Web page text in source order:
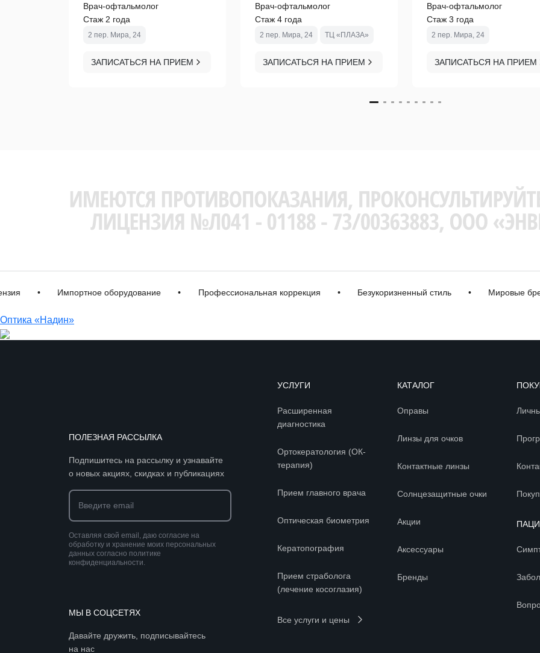
Врач-офтальмолог
Стаж 2 года
2 пер. Мира, 24
ЗАПИСАТЬСЯ НА ПРИЕМ
Врач-офтальмолог
Стаж 4 года
2 пер. Мира, 24 ТЦ «ПЛАЗА»
ЗАПИСАТЬСЯ НА ПРИЕМ
Врач-офтальмолог
Стаж 3 года
2 пер. Мира, 24
ЗАПИСАТЬСЯ НА ПРИЕМ
• Импортное оборудование • Профессиональная коррекция • Безукоризненный стиль • Мировые бренды
Оптика «Надин»
ПОЛЕЗНАЯ РАССЫЛКА
Подпишитесь на рассылку и узнавайте
о новых акциях, скидках и публикациях
Оставляя свой email, даю согласие на
обработку и хранение моих персональных
данных согласно политике
конфиденциальности.
МЫ В СОЦСЕТЯХ
Давайте дружить, подписывайтесь
на нас
УСЛУГИ
Расширенная
диагностика
Ортокератология (ОК-
терапия)
Прием главного врача
Оптическая биометрия
Кератопография
Прием страболога
(лечение косоглазия)
Все услуги и цены
КАТАЛОГ
Оправы
Линзы для очков
Контактные линзы
Солнцезащитные очки
Акции
Аксессуары
Бренды